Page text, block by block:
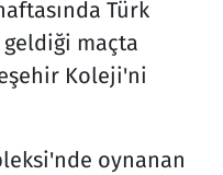
Türk
geldiği maçta
Koleji'ni
oynanan